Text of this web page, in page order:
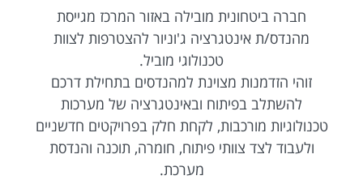
חברה ביטחונית מובילה באזור המרכז מגייסת
מהנדס/ת אינטגרציה ג'וניור להצטרפות לצוות
טכנולוגי מוביל.
זוהי הזדמנות מצוינת למהנדסים בתחילת דרכם
להשתלב בפיתוח ובאינטגרציה של מערכות
טכנולוגיות מורכבות, לקחת חלק בפרויקטים חדשניים
ולעבוד לצד צוותי פיתוח, חומרה, תוכנה והנדסת
מערכת.